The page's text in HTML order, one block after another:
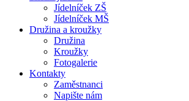
Jídelníček ZŠ
Jídelníček MŠ
Družina a kroužky
Družina
Kroužky
Fotogalerie
Kontakty
Zaměstnanci
Napište nám